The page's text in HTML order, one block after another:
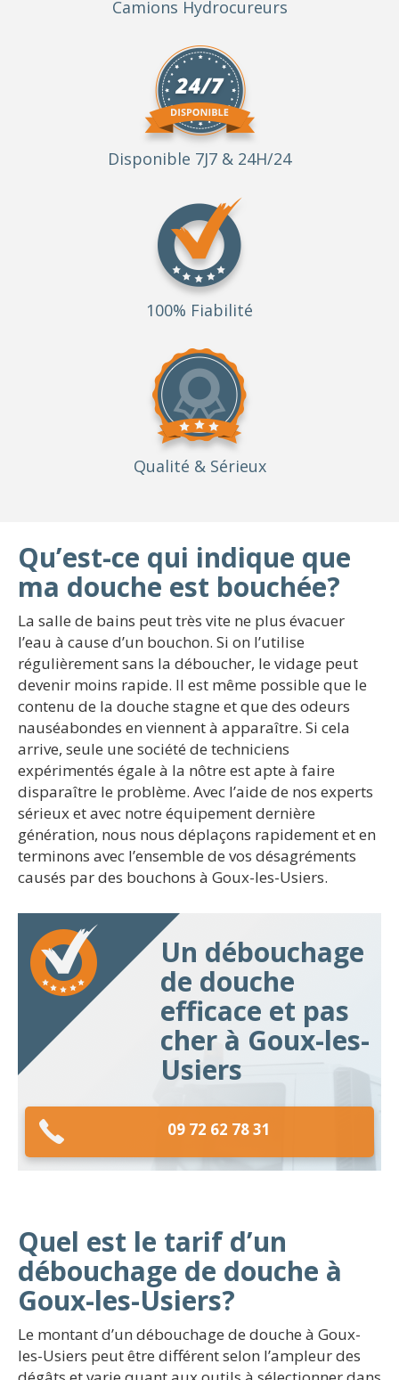
Camions Hydrocureurs
Disponible 7J7 & 24H/24
100% Fiabilité
Qualité & Sérieux
Qu’est-ce qui indique que
ma douche est bouchée?
La salle de bains peut très vite ne plus évacuer
l’eau à cause d’un bouchon. Si on l’utilise
régulièrement sans la déboucher, le vidage peut
devenir moins rapide. Il est même possible que le
contenu de la douche stagne et que des odeurs
nauséabondes en viennent à apparaître. Si cela
arrive, seule une société de techniciens
expérimentés égale à la nôtre est apte à faire
disparaître le problème. Avec l’aide de nos experts
sérieux et avec notre équipement dernière
génération, nous nous déplaçons rapidement et en
terminons avec l’ensemble de vos désagréments
causés par des bouchons à Goux-les-Usiers.
Un débouchage
de douche
efficace et pas
cher à Goux-les-
Usiers
09 72 62 78 31
Quel est le tarif d’un
débouchage de douche à
Goux-les-Usiers?
Le montant d’un débouchage de douche à Goux-
les-Usiers peut être différent selon l’ampleur des